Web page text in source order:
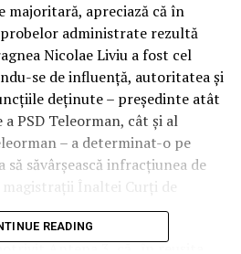
majoritară, apreciază că în
administrate rezultă
Nicolae Liviu a fost cel
se de influenţă, autoritatea şi
deţinute – preşedinte atât
PSD Teleorman, cât şi al
– a determinat-o pe
săvârşească infracţiunea de
magistraţii Înaltei Curţi de
Antena 3, că „în reuşita
READING